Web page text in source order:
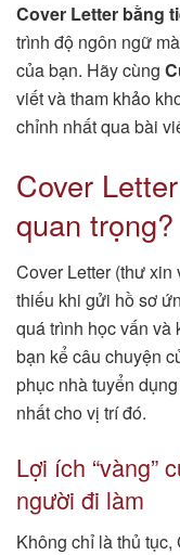
Cover Letter bằng
trình độ ngôn ngữ
của bạn. Hãy cùng
viết và tham khảo
chỉnh nhất qua bài
Cover
quan trọng?
Cover Letter (thư
thiếu khi gửi hồ sơ
quá trình học vấn và
bạn kể câu chuyện
phục nhà tuyển
nhất cho vị trí đó.
Lợi ích “vàng”
người đi làm
Không chỉ là thủ